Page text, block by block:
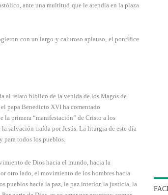
ante una multitud que le atendía en la plaza
con un largo y caluroso aplauso, el pontífice
al relato bíblico de la venida de los Magos de
papa Benedicto XVI ha comentado
la primera “manifestación” de Cristo a los
salvación traída por Jesús. La liturgia de este día
para todos los pueblos.
de Dios hacia el mundo, hacia la
otro lado, el movimiento de los hombres hacia
pueblos hacia la paz, la paz interior, la justicia, la